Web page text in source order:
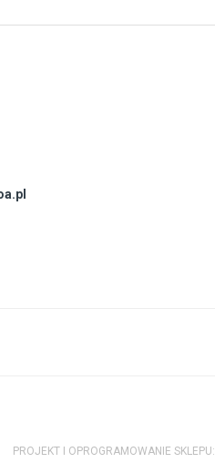
PROJEKT I OPROGRAMOWANIE SKLEPU: